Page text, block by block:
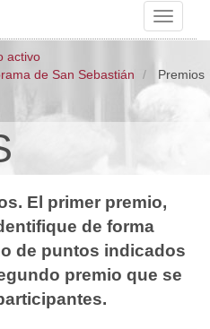
Toggle
activo
de San Sebastián
Premios
El primer premio,
de forma
de puntos indicados
premio que se